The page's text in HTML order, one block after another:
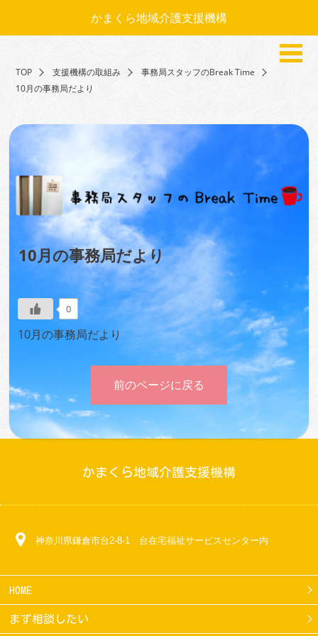
かまくら地域介護支援機構
TOP 支援機構の取組み
事務局スタッフのBreak Time
10月の事務局だより
10月の事務局だより
0
10月の事務局だより
前のページに戻る
かまくら地域介護支援機構
神奈川県鎌倉市台2-8-1 台在宅福祉サービスセンター内
HOME
まず相談したい